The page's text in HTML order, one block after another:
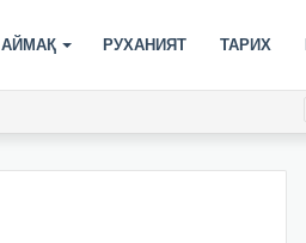
АЙМАҚ РУХАНИЯТ ТАРИХ